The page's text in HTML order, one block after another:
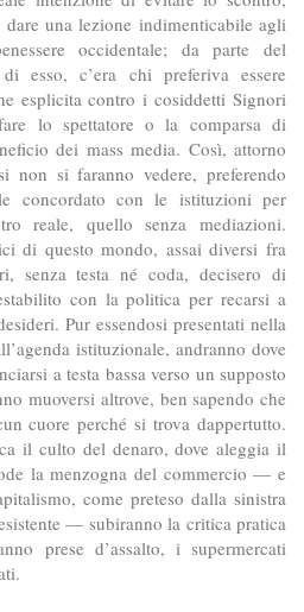
una lezione indimenticabile agli
occidentale; da parte del
esso, c’era chi preferiva essere
esplicita contro i cosiddetti Signori
lo spettatore o la comparsa di
dei mass media. Così, attorno
non si faranno vedere, preferendo
concordato con le istituzioni per
reale, quello senza mediazioni.
di questo mondo, assai diversi fra
senza testa né coda, decisero di
con la politica per recarsi a
Pur essendosi presentati nella
istituzionale, andranno dove
a testa bassa verso un supposto
muoversi altrove, ben sapendo che
cuore perché si trova dappertutto.
il culto del denaro, dove aleggia il
la menzogna del commercio — e
come preteso dalla sinistra
— subiranno la critica pratica
prese d’assalto, i supermercati